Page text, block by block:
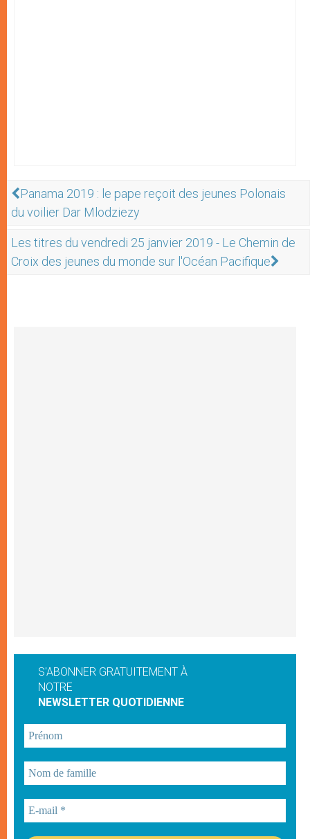
Panama 2019 : le pape reçoit des jeunes Polonais
du voilier Dar Mlodziezy
Les titres du vendredi 25 janvier 2019 - Le Chemin de
Croix des jeunes du monde sur l'Océan Pacifique
S'ABONNER GRATUITEMENT À
NOTRE
NEWSLETTER QUOTIDIENNE